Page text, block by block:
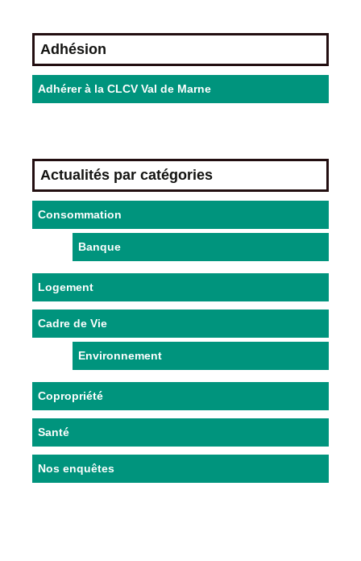
Adhésion
Adhérer à la CLCV Val de Marne
Actualités par catégories
Consommation
Banque
Logement
Cadre de Vie
Environnement
Copropriété
Santé
Nos enquêtes